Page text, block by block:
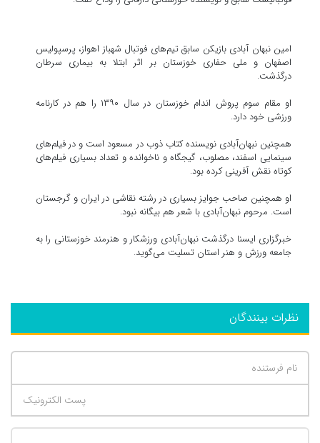
امین نبهان آبادی بازیکن سابق تیم‌های فوتبال شهباز اهواز، پرسپولیس
اصفهان و ملی حفاری خوزستان بر اثر ابتلا به بیماری سرطان
درگذشت.
او مقام سوم پروش اندام خوزستان در سال ١٣٩٠ را هم در کارنامه
ورزشی خود دارد.
همچنین نبهان‌آبادی نویسنده کتاب ذوب در مسعود است و در فیلم‌های
سینمایی اسفند، مصلوب، گیجگاه و ناخوانده و تعداد بسیاری فیلم‌های
کوتاه نقش آفرینی کرده بود.
او همچنین صاحب جوایز بسیاری در رشته نقاشی در ایران و گرجستان
است. مرحوم نبهان‌آبادی با شعر هم بیگانه نبود.
خبرگزاری ایسنا درگذشت نبهان‌آبادی ورزشکار و هنرمند خوزستانی را به
جامعه ورزش و هنر استان تسلیت می‌گوید.
نظرات بینندگان